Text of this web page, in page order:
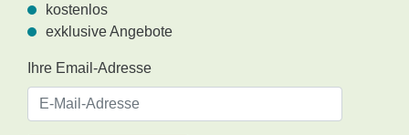
kostenlos
exklusive Angebote
Ihre Email-Adresse